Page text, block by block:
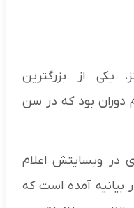
یکی از بزرگترین
دوران بود که در سن
در وبسایتش اعلام
بیانیه آمده است که